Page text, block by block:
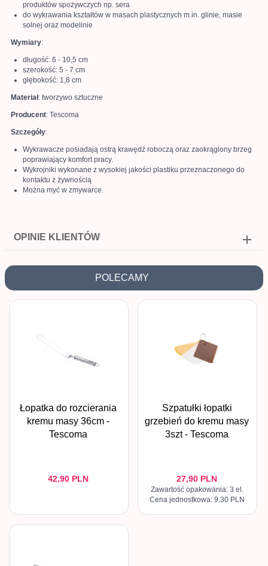
produktów spożywczych np. sera
do wykrawania kształtów w masach plastycznych m.in. glinie, masie
solnej oraz modelinie
Wymiary:
długość: 6 - 10,5 cm
szerokość: 5 - 7 cm
głębokość: 1,8 cm
Materiał: tworzywo sztuczne
Producent: Tescoma
Szczegóły:
Wykrawacze posiadają ostrą krawędź roboczą oraz zaokrąglony brzeg
poprawiający komfort pracy.
Wykrojniki wykonane z wysokiej jakości plastiku przeznaczonego do
kontaktu z żywnością
Można myć w zmywarce.
OPINIE KLIENTÓW
POLECAMY
Łopatka do rozcierania
kremu masy 36cm -
Tescoma
42,90 PLN
Szpatułki łopatki
grzebień do kremu masy
3szt - Tescoma
27,90 PLN
Zawartość opakowania: 3 el.
Cena jednostkowa: 9.30 PLN